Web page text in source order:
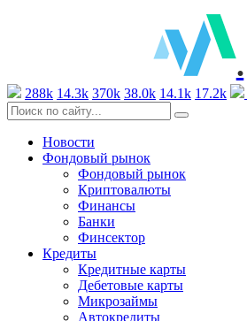
.
288k 14.3k 370k 38.0k 14.1k 17.2k
Новости
Фондовый рынок
Фондовый рынок
Криптовалюты
Финансы
Банки
Финсектор
Кредиты
Кредитные карты
Дебетовые карты
Микрозаймы
Автокредиты